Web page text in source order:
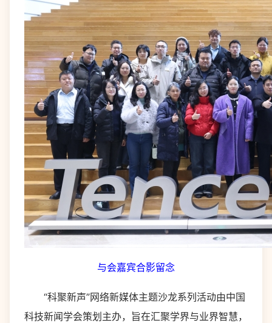
与会嘉宾合影留念
“科聚新声”网络新媒体主题沙龙系列活动由中国
科技新闻学会策划主办，旨在汇聚学界与业界智慧，